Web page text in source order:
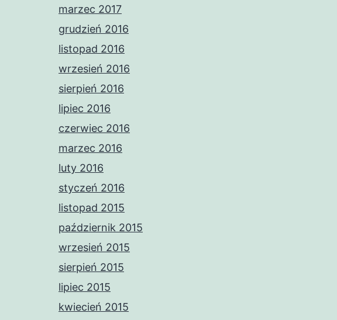
marzec 2017
grudzień 2016
listopad 2016
wrzesień 2016
sierpień 2016
lipiec 2016
czerwiec 2016
marzec 2016
luty 2016
styczeń 2016
listopad 2015
październik 2015
wrzesień 2015
sierpień 2015
lipiec 2015
kwiecień 2015